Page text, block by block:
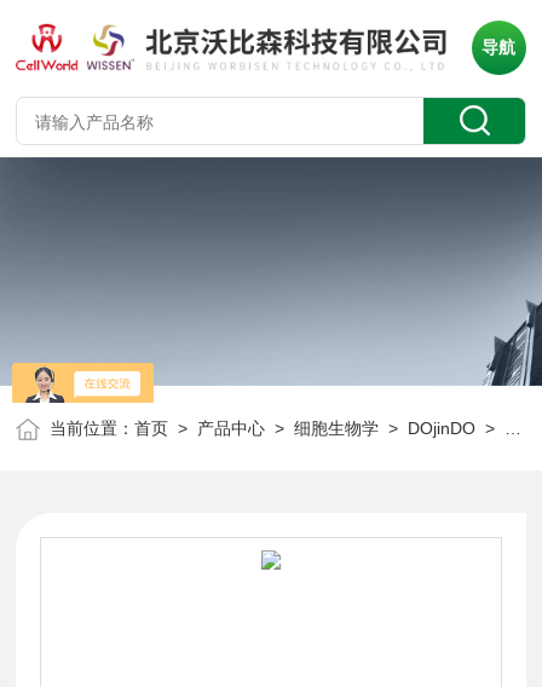
导航
当前位置：首页 > 产品中心 >细胞生物学 > DOjinDO > 同仁化学 C445 Carboxy-EG6-undecanethiol试剂